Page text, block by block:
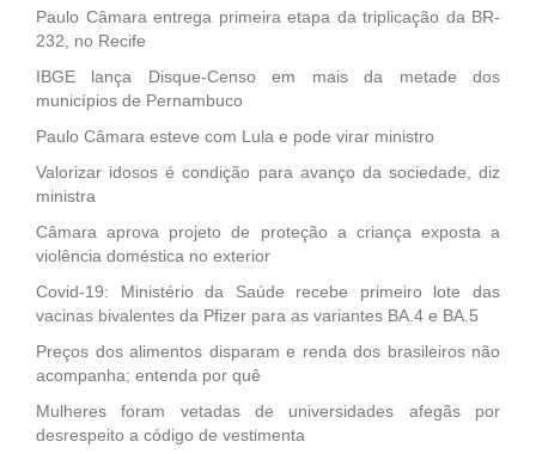
Paulo Câmara entrega primeira etapa da triplicação da BR-
232, no Recife
IBGE lança Disque-Censo em mais da metade dos
municípios de Pernambuco
Paulo Câmara esteve com Lula e pode virar ministro
Valorizar idosos é condição para avanço da sociedade, diz
ministra
Câmara aprova projeto de proteção a criança exposta a
violência doméstica no exterior
Covid-19: Ministério da Saúde recebe primeiro lote das
vacinas bivalentes da Pfizer para as variantes BA.4 e BA.5
Preços dos alimentos disparam e renda dos brasileiros não
acompanha; entenda por quê
Mulheres foram vetadas de universidades afegãs por
desrespeito a código de vestimenta